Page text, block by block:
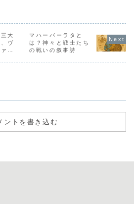
ンポスの
の冒険ま
者にも分
すく紹介し
再生、太陽神ラー
エジプトの神秘的
な物語を紹介しま
す。
をわかりや
大
ヴ
の
マハーバーラタと
は？神々と戦士たち
の戦いの叙事詩
ントを書き込む